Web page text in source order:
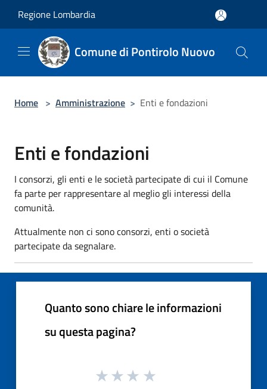
Regione Lombardia
Comune di Pontirolo Nuovo
Home > Amministrazione > Enti e fondazioni
Enti e fondazioni
I consorzi, gli enti e le società partecipate di cui il Comune
fa parte per rappresentare al meglio gli interessi della
comunità.
Attualmente non ci sono consorzi, enti o società
partecipate da segnalare.
Quanto sono chiare le informazioni
su questa pagina?